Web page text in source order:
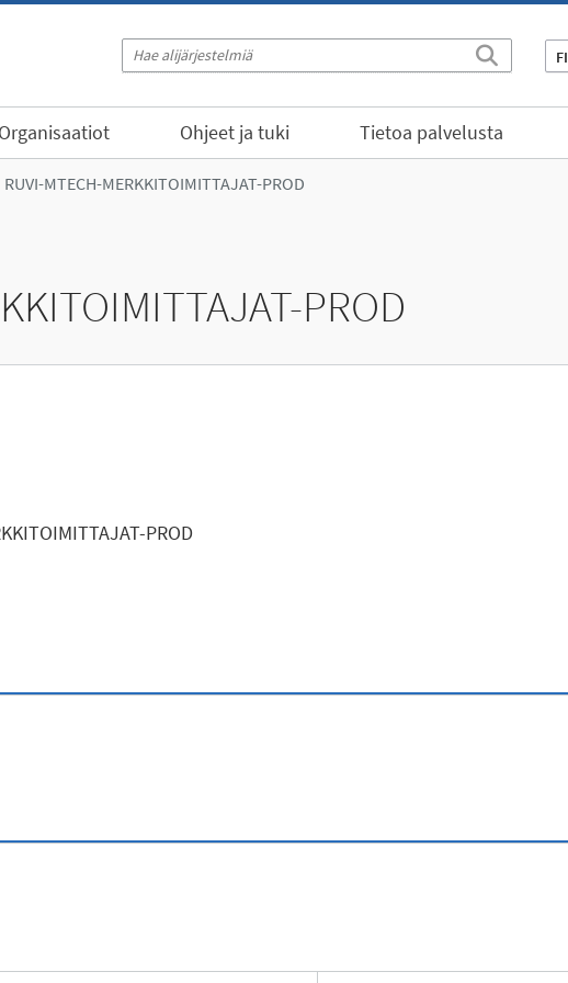
FI
Organisaatiot Ohjeet ja tuki Tietoa palvelusta
RUVI-MTECH-MERKKITOIMITTAJAT-PROD
PROD
PROD